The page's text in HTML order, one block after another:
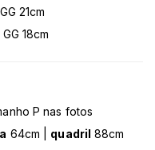
21cm
18cm
P nas fotos
64cm | quadril 88cm